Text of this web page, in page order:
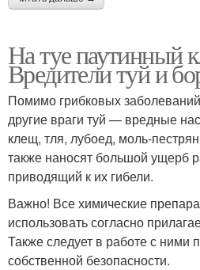
На туе паутинный
Вредители туй и
Помимо грибковых
другие враги туй — вредные
клещ, тля, лубоед, моль-
также наносят большой ущерб
приводящий к их гибели.
Важно! Все химические
использовать согласно
Также следует в работе с ними
собственной безопасности.